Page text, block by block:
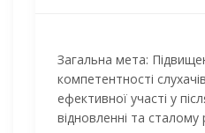
Загальна мета:
компетентності
ефективної участі у
відновленні та сталому